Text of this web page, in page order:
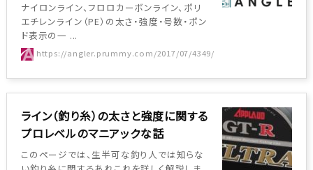
ナイロンライン、フロロカーボンライン、ポリ
エチレンライン（PE）の太さ・強度・号数・ポン
ド表示の一 ...
https://angler.prummy.com/2017/07/4349/
ライン（釣り糸）の太さと強度に関する
プロレベルのマニアックな話
このページでは、生半可な釣り人では知らな